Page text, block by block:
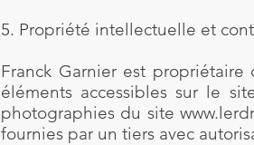
5. Propriété intellectuelle et
Franck Garnier est
éléments accessibles sur le
photographies du site
fournies par un tiers avec